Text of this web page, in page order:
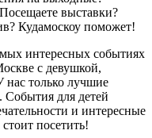
выставки?
Кудамоскоу поможет!
интересных событиях
с девушкой,
только лучшие
для детей
и интересные
посетить!